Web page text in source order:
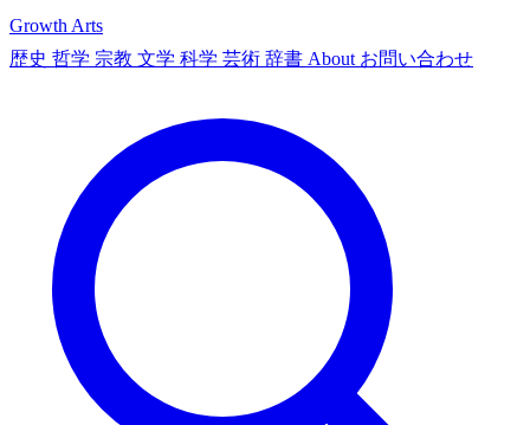
Growth Arts
歴史 哲学 宗教 文学 科学 芸術 辞書 About お問い合わせ